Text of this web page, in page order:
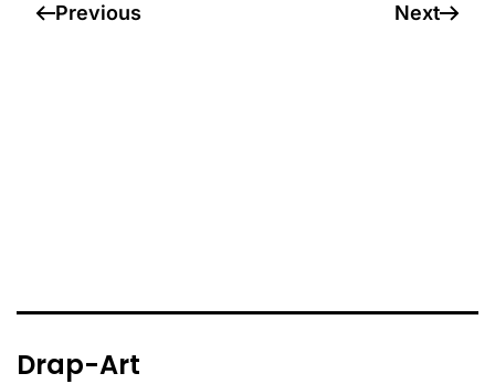
Previous Next
Drap-Art